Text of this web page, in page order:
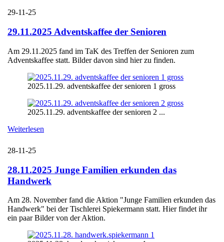
29-11-25
29.11.2025 Adventskaffee der Senioren
Am 29.11.2025 fand im TaK des Treffen der Senioren zum
Adventskaffee statt. Bilder davon sind hier zu finden.
2025.11.29. adventskaffee der senioren 1 gross
2025.11.29. adventskaffee der senioren 2 ...
Weiterlesen
28-11-25
28.11.2025 Junge Familien erkunden das
Handwerk
Am 28. November fand die Aktion "Junge Familien erkunden das
Handwerk" bei der Tischlerei Spiekermann statt. Hier findet ihr
ein paar Bilder von der Aktion.